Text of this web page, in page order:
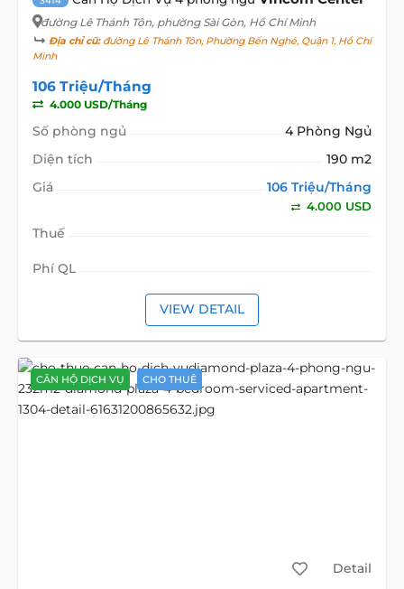
đường Lê Thánh Tôn, phường Sài Gòn, Hồ Chí Minh
Địa chỉ cũ:đường Lê Thánh Tôn, Phường Bến Nghé, Quận 1, Hồ Chí
Minh
106 Triệu/Tháng
4.000 USD/Tháng
Số phòng ngủ
4 Phòng Ngủ
Diện tích
190 m2
Giá
106 Triệu/Tháng
4.000 USD
Thuế
Phí QL
VIEW DETAIL
CĂN HỘ DỊCH VỤ CHO THUÊ
Detail